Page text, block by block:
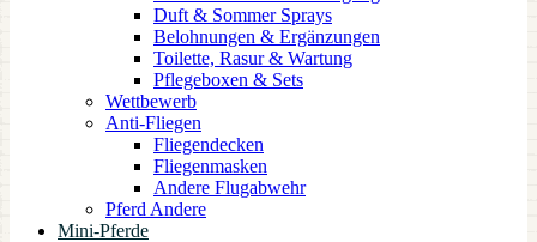
Duft & Sommer Sprays
Belohnungen & Ergänzungen
Toilette, Rasur & Wartung
Pflegeboxen & Sets
Wettbewerb
Anti-Fliegen
Fliegendecken
Fliegenmasken
Andere Flugabwehr
Pferd Andere
Mini-Pferde